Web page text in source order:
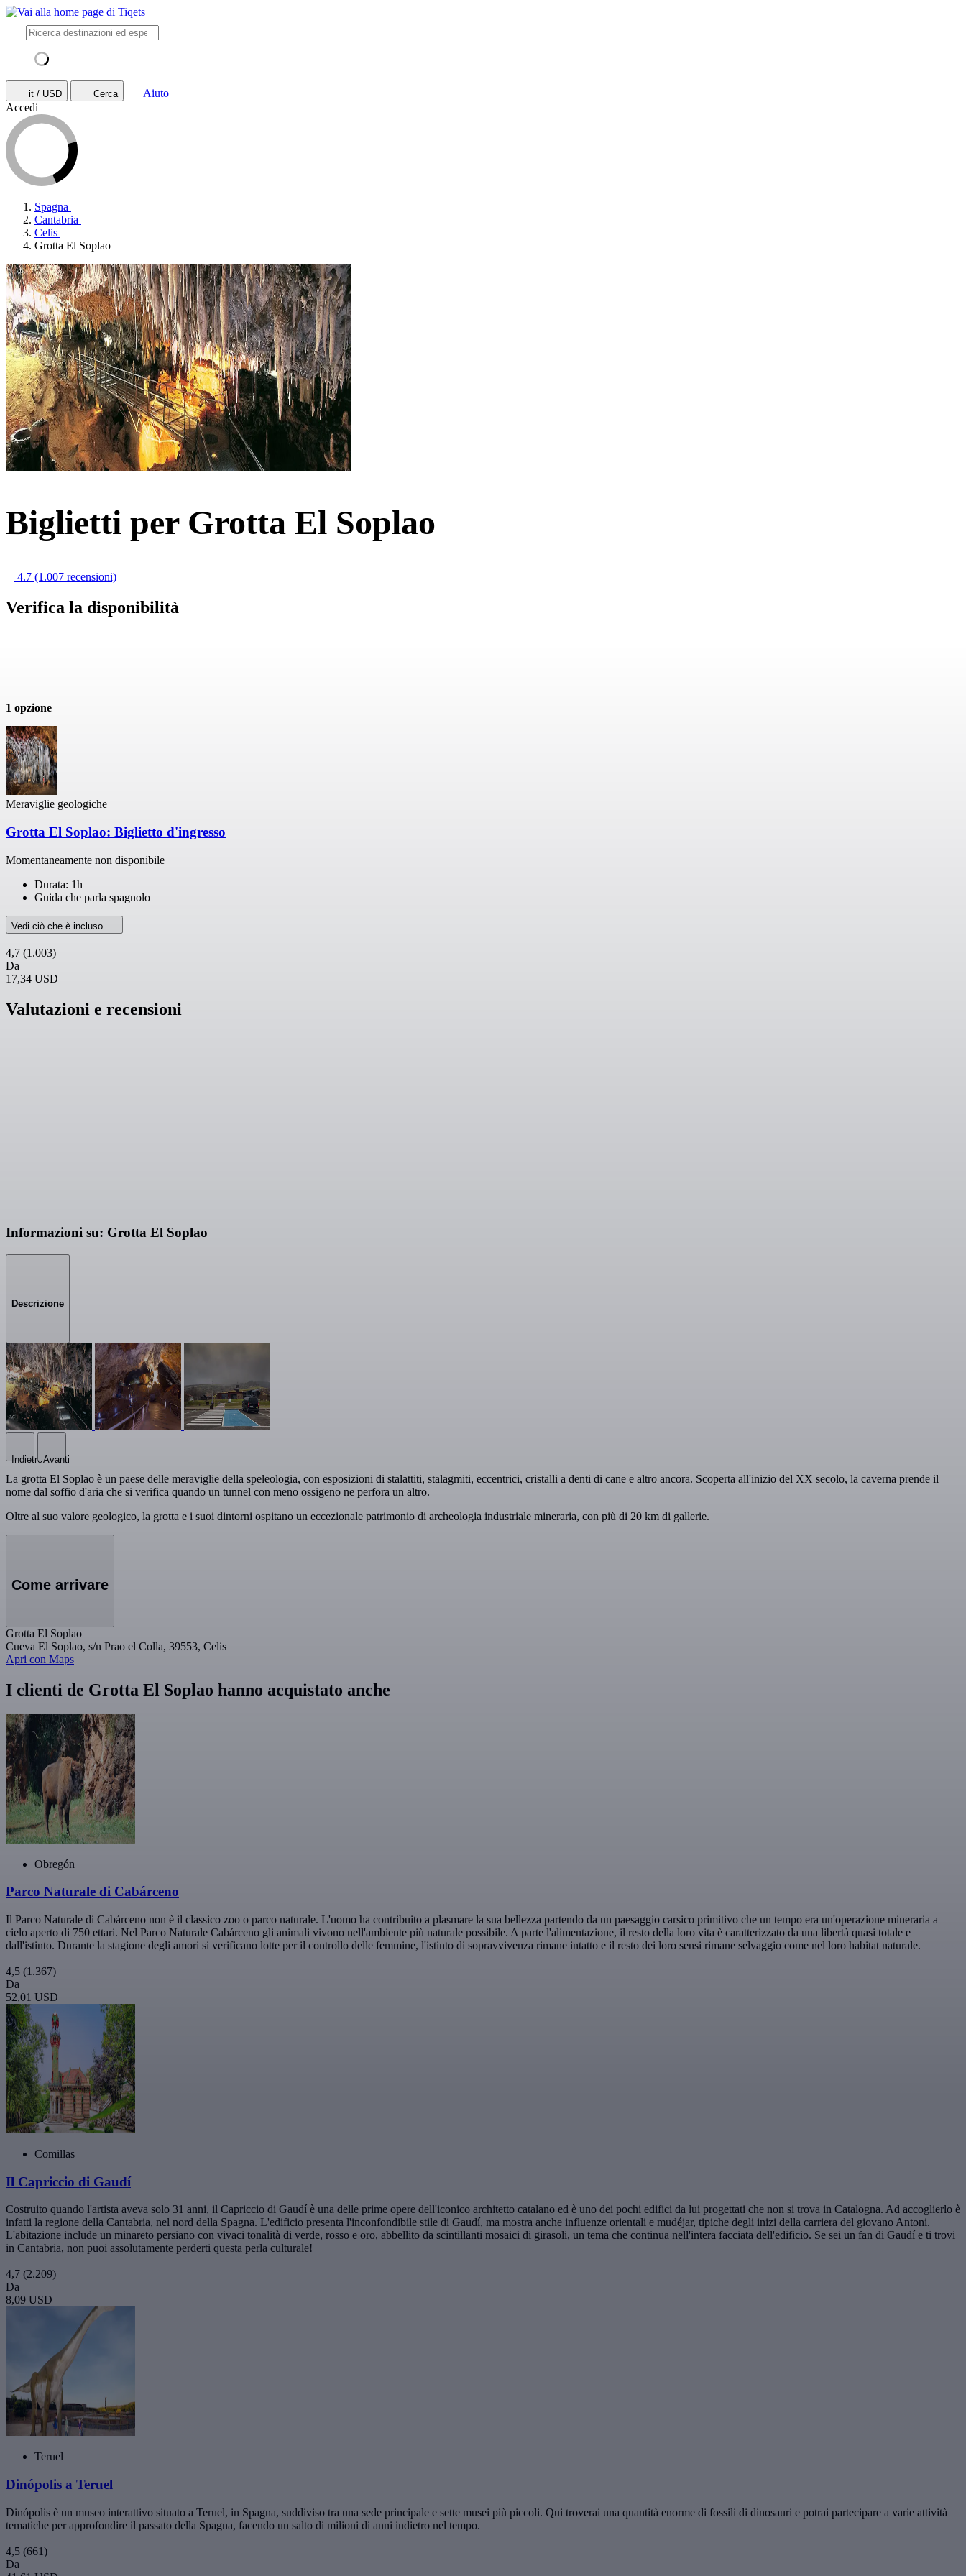
it / USD Cerca
Aiuto
Accedi
Spagna
Cantabria
Celis
Grotta El Soplao
Biglietti per Grotta El Soplao
4.7 (1.007 recensioni)
Verifica la disponibilità
1 opzione
Meraviglie geologiche
Grotta El Soplao: Biglietto d'ingresso
Momentaneamente non disponibile
Durata: 1h
Guida che parla spagnolo
Vedi ciò che è incluso
4,7 (1.003)
Da
17,34 USD
Valutazioni e recensioni
Informazioni su: Grotta El Soplao
Descrizione
IndietroAvanti
La grotta El Soplao è un paese delle meraviglie della speleologia, con esposizioni di stalattiti, stalagmiti, eccentrici, cristalli a denti di cane e altro ancora. Scoperta all'inizio del XX secolo, la caverna prende il
nome dal soffio d'aria che si verifica quando un tunnel con meno ossigeno ne perfora un altro.
Oltre al suo valore geologico, la grotta e i suoi dintorni ospitano un eccezionale patrimonio di archeologia industriale mineraria, con più di 20 km di gallerie.
Come arrivare
Grotta El Soplao
Cueva El Soplao, s/n Prao el Colla, 39553, Celis
Apri con Maps
I clienti de Grotta El Soplao hanno acquistato anche
Obregón
Parco Naturale di Cabárceno
Il Parco Naturale di Cabárceno non è il classico zoo o parco naturale. L'uomo ha contribuito a plasmare la sua bellezza partendo da un paesaggio carsico primitivo che un tempo era un'operazione mineraria a
cielo aperto di 750 ettari. Nel Parco Naturale Cabárceno gli animali vivono nell'ambiente più naturale possibile. A parte l'alimentazione, il resto della loro vita è caratterizzato da una libertà quasi totale e
dall'istinto. Durante la stagione degli amori si verificano lotte per il controllo delle femmine, l'istinto di sopravvivenza rimane intatto e il resto dei loro sensi rimane selvaggio come nel loro habitat naturale.
4,5 (1.367)
Da
52,01 USD
Comillas
Il Capriccio di Gaudí
Costruito quando l'artista aveva solo 31 anni, il Capriccio di Gaudí è una delle prime opere dell'iconico architetto catalano ed è uno dei pochi edifici da lui progettati che non si trova in Catalogna. Ad accoglierlo è
infatti la regione della Cantabria, nel nord della Spagna. L'edificio presenta l'inconfondibile stile di Gaudí, ma mostra anche influenze orientali e mudéjar, tipiche degli inizi della carriera del giovano Antoni.
L'abitazione include un minareto persiano con vivaci tonalità di verde, rosso e oro, abbellito da scintillanti mosaici di girasoli, un tema che continua nell'intera facciata dell'edificio. Se sei un fan di Gaudí e ti trovi
in Cantabria, non puoi assolutamente perderti questa perla culturale!
4,7 (2.209)
Da
8,09 USD
Teruel
Dinópolis a Teruel
Dinópolis è un museo interattivo situato a Teruel, in Spagna, suddiviso tra una sede principale e sette musei più piccoli. Qui troverai una quantità enorme di fossili di dinosauri e potrai partecipare a varie attività
tematiche per approfondire il passato della Spagna, facendo un salto di milioni di anni indietro nel tempo.
4,5 (661)
Da